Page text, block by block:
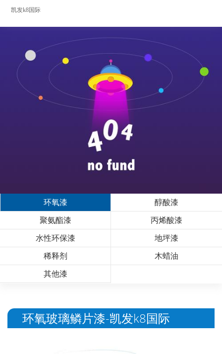
凯发k8国际
环氧漆 醇酸漆
聚氨酯漆 丙烯酸漆
水性环保漆 地坪漆
稀释剂 木蜡油
其他漆
环氧玻璃鳞片漆-凯发k8国际